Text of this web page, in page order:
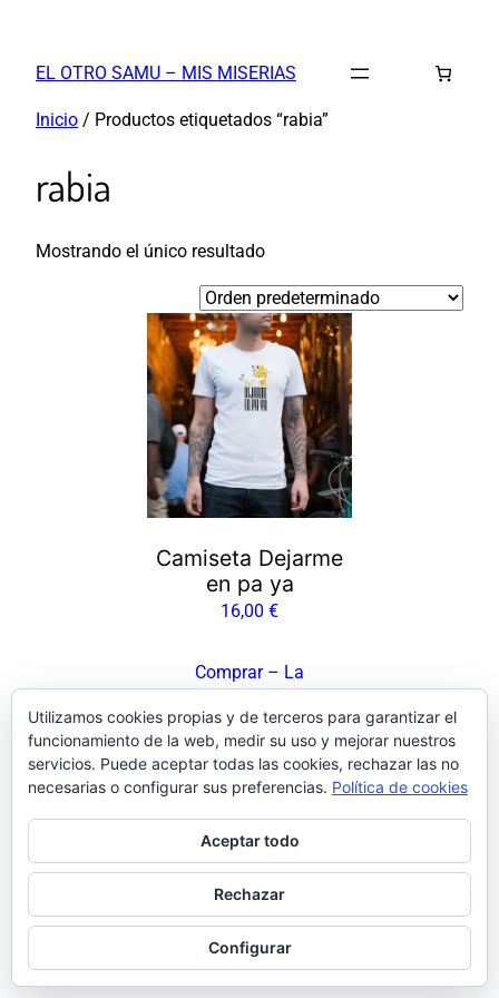
contenido
EL OTRO SAMU – MIS MISERIAS
Inicio / Productos etiquetados “rabia”
rabia
Mostrando el único resultado
Camiseta Dejarme
en pa ya
16,00 €
Comprar – La
Facebook
Instagram
LinkedIn
X Bluesky
Pinterest
Utilizamos cookies propias y de terceros para garantizar el
funcionamiento de la web, medir su uso y mejorar nuestros
servicios. Puede aceptar todas las cookies, rechazar las no
necesarias o configurar sus preferencias. Política de cookies
Aceptar todo
Rechazar
Configurar